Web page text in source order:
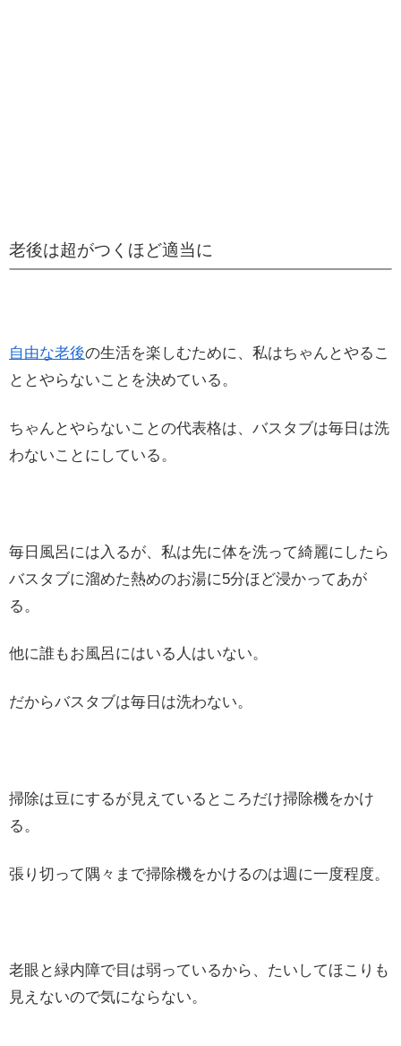
老後は超がつくほど適当に
自由な老後の生活を楽しむために、私はちゃんとやるこ
ととやらないことを決めている。
ちゃんとやらないことの代表格は、バスタブは毎日は洗
わないことにしている。
毎日風呂には入るが、私は先に体を洗って綺麗にしたら
バスタブに溜めた熱めのお湯に5分ほど浸かってあが
る。
他に誰もお風呂にはいる人はいない。
だからバスタブは毎日は洗わない。
掃除は豆にするが見えているところだけ掃除機をかけ
る。
張り切って隅々まで掃除機をかけるのは週に一度程度。
老眼と緑内障で目は弱っているから、たいしてほこりも
見えないので気にならない。